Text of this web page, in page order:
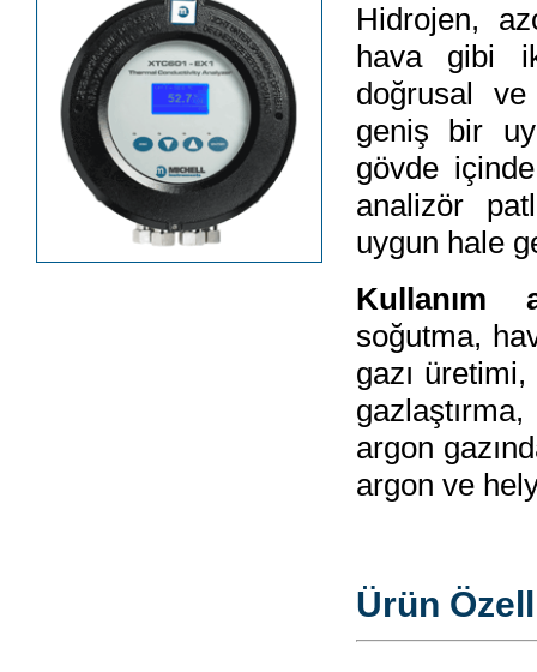
Hidrojen,
hava gibi
doğrusal ve
geniş bir
gövde
analizör
uygun hale
Kullanım
soğutma,
gazı üretimi,
argon
argon ve
Ürün